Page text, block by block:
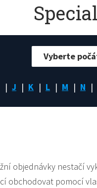
J K L M N
Vyberte
objednávky nestačí
obchodovat pomocí